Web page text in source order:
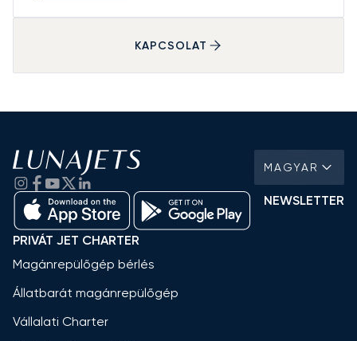
KAPCSOLAT
MAGYAR
NEWSLETTER
PRIVÁT JET CHARTER
Magánrepülőgép bérlés
Állatbarát magánrepülőgép
Vállalati Charter